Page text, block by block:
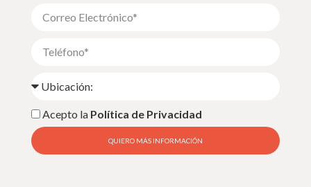
Acepto la Política de Privacidad
QUIERO MÁS INFORMACIÓN